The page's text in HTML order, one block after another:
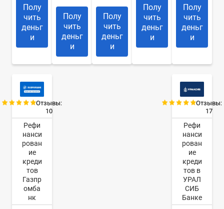
Полу
чить
деньг
и
Полу
чить
деньг
и
Полу
чить
деньг
и
Полу
чить
деньг
и
Полу
чить
деньг
и
Отзывы:
10
Рефи
нанси
рован
ие
креди
тов
Газпр
омба
нк
Отзывы:
17
Рефи
нанси
рован
ие
креди
тов в
УРАЛ
СИБ
Банке